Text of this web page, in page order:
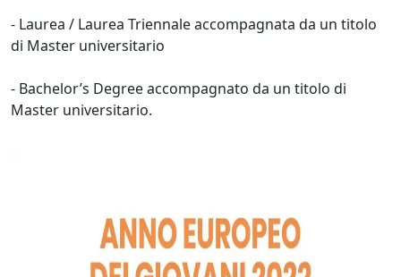
- Laurea / Laurea Triennale accompagnata da un titolo
di Master universitario
- Bachelor’s Degree accompagnato da un titolo di
Master universitario.